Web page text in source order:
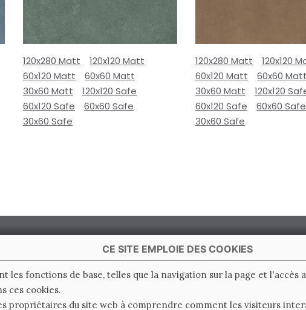
120x280 Matt
120x120 Matt
60x120 Matt
60x60 Matt
30x60 Matt
120x120 Safe
60x120 Safe
60x60 Safe
30x60 Safe
120x280 Matt
120x120
60x120 Matt
60x60 Matt
30x60 Matt
120x120
60x120 Safe
60x60 Safe
30x60 Safe
(RA) Italy
CE SITE EMPLOIE DES COOKIES
les fonctions de base, telles que la navigation sur la page et l'accès
ces cookies.
propriétaires du site web à comprendre comment les visiteurs